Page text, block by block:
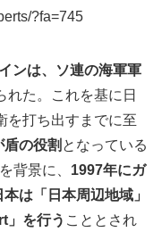
?fa=745
ンは、ソ連の海軍軍
れた。これを基に日
を打ち出すまでに至
の役割 となっている
背景に、 1997年にガ
は「日本周辺地域」
」を行う こととされ